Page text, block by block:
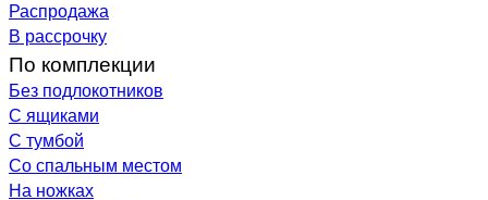
Распродажа
В рассрочку
По комплекции
Без подлокотников
С ящиками
С тумбой
Со спальным местом
На ножках